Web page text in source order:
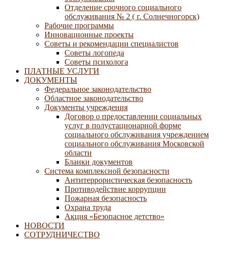
Отделение срочного социального
обслуживания № 2 ( г. Солнечногорск)
Рабочие программы
Инновационные проекты
Советы и рекомендации специалистов
Советы логопеда
Советы психолога
ПЛАТНЫЕ УСЛУГИ
ДОКУМЕНТЫ
Федеральное законодательство
Областное законодательство
Документы учреждения
Договор о предоставлении социальных
услуг в полустационарной форме
социального обслуживания учреждением
социального обслуживания Московской
области
Бланки документов
Система комплексной безопасности
Антитеррористическая безопасность
Противодействие коррупции
Пожарная безопасность
Охрана труда
Акция «Безопасное детство»
НОВОСТИ
СОТРУДНИЧЕСТВО